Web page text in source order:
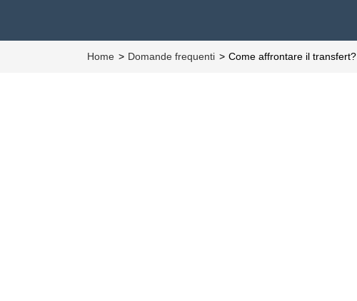
Home Domande frequenti Come affrontare il transfert?